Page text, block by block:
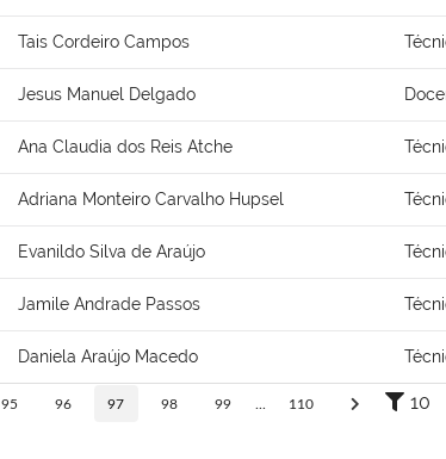
Tais Cordeiro Campos
Jesus Manuel Delgado
Ana Claudia dos Reis Atche
Adriana Monteiro Carvalho Hupsel
Evanildo Silva de Araújo
Jamile Andrade Passos
Daniela Araújo Macedo
95 96 97 98 99 110 10